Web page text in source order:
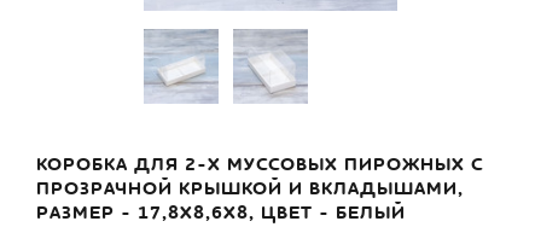
КОРОБКА ДЛЯ 2-Х МУССОВЫХ ПИРОЖНЫХ С
ПРОЗРАЧНОЙ КРЫШКОЙ И ВКЛАДЫШАМИ,
РАЗМЕР - 17,8Х8,6Х8, ЦВЕТ - БЕЛЫЙ